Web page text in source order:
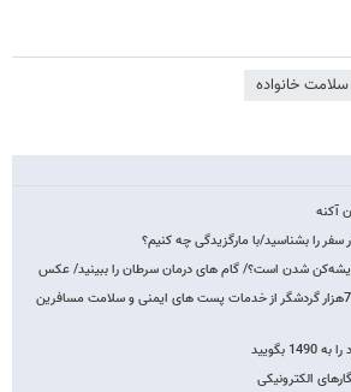
سلامت خانواده
آکنه
را بشناسید/با مارگزیدگی چه کنیم؟
شدن است؟/ گام های درمان سرطان را ببینید/ عکس
بهره مندی بیش از 76هزار گردشگر از خدمات پست های ایمنی و سلامت مسافرین
بگویید
الکترونیکی